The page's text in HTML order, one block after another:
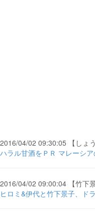
2016/04/02 09:30:05 【しょう
ハラル甘酒をＰＲ マレーシ
2016/04/02 09:00:04 【竹下景
ヒロミ&伊代と竹下景子、ド